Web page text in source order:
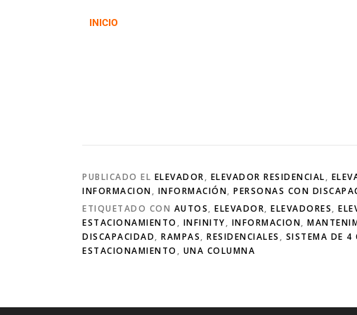
INICIO
PUBLICADO EL ELEVADOR, ELEVADOR RESIDENCIAL,
INFORMACION, INFORMACIÓN, PERSONAS CON
ETIQUETADO CON AUTOS, ELEVADOR, ELEVADORES,
ESTACIONAMIENTO , INFINITY, INFORMACION,
DISCAPACIDAD, RAMPAS, RESIDENCIALES , SISTEMA DE 4
ESTACIONAMIENTO , UNA COLUMNA